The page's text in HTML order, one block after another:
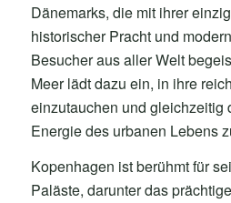
Dänemarks, die mit ihrer
historischer Pracht und
Besucher aus aller Welt
Meer lädt dazu ein, in ihre
einzutauchen und gleichzeitig
Energie des urbanen Lebens
Kopenhagen ist berühmt für
Paläste, darunter das